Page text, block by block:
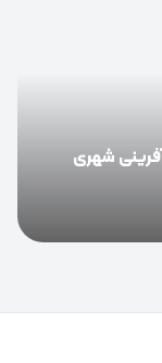
شهری